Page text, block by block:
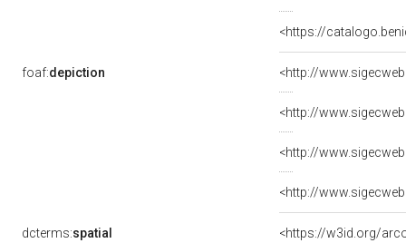
<https://
foaf:depiction
dcterms:spatial
<https://w3id.org/